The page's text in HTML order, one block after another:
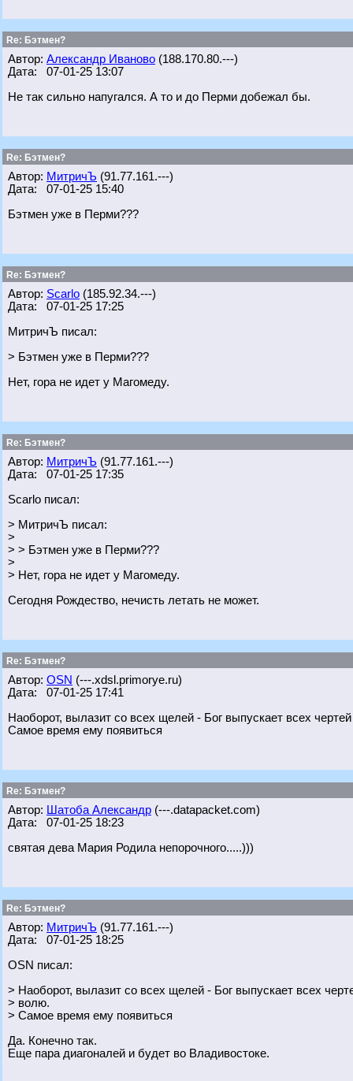
Re: Бэтмен?
Автор: Александр Иваново (188.170.80.---)
Дата: 07-01-25 13:07
Не так сильно напугался. А то и до Перми добежал бы.
Re: Бэтмен?
Автор: МитричЪ (91.77.161.---)
Дата: 07-01-25 15:40
Бэтмен уже в Перми???
Re: Бэтмен?
Автор: Scarlo (185.92.34.---)
Дата: 07-01-25 17:25
МитричЪ писал:
> Бэтмен уже в Перми???
Нет, гора не идет у Магомеду.
Re: Бэтмен?
Автор: МитричЪ (91.77.161.---)
Дата: 07-01-25 17:35
Scarlo писал:
> МитричЪ писал:
>
> > Бэтмен уже в Перми???
>
> Нет, гора не идет у Магомеду.
Сегодня Рождество, нечисть летать не может.
Re: Бэтмен?
Автор: OSN (---.xdsl.primorye.ru)
Дата: 07-01-25 17:41
Наоборот, вылазит со всех щелей - Бог выпускает всех
Самое время ему появиться
Re: Бэтмен?
Автор: Шатоба Александр (---.datapacket.com)
Дата: 07-01-25 18:23
святая дева Мария Родила непорочного.....)))
Re: Бэтмен?
Автор: МитричЪ (91.77.161.---)
Дата: 07-01-25 18:25
OSN писал:
> Наоборот, вылазит со всех щелей - Бог выпускает всех
> волю.
> Самое время ему появиться
Да. Конечно так.
Еще пара диагоналей и будет во Владивостоке.